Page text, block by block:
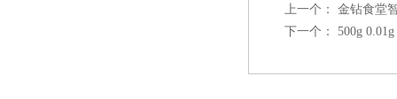
上一个：
金钻食堂
下一个：
500g